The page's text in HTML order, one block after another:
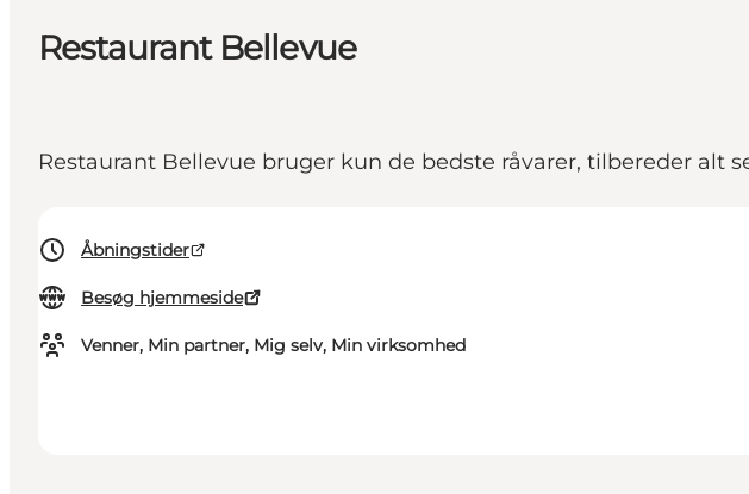
Restaurant Bellevue
Restaurant Bellevue bruger kun de bedste råvarer, tilbereder alt
Åbningstider
Besøg hjemmeside
Venner, Min partner, Mig selv, Min virksomhed